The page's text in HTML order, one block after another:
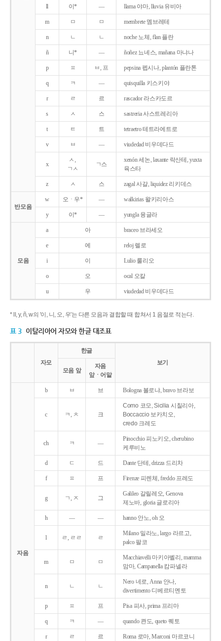
ll 이* ― llama 야마, lluvia 유비아
m ㅁ ㅁ membrete 멤브레테
n ㄴ ㄴ noche 노체, flan 플란
ñ 니* ― ñoñez 뇨녜스, mañana 마냐나
p ㅍ ㅂ, 프 pepsina 펩시나, plantón 플란톤
q ㅋ ― quisquilla 키스키야
r ㄹ 르 rascador 라스카도르
s ㅅ 스 sastreria 사스트레리아
t ㅌ 트 tetraetro 테트라에트로
v ㅂ ― viudedad 비우데다드
x
ㅅ,
ㄱㅅ
ㄱ스
xenón 세논, laxante 락산테, yuxta
육스타
z ㅅ 스 zagal 사갈, liquidez 리키데스
반모음
w 오ㆍ우* ― walkirias 왈키리아스
y 이* ― yungla 융글라
모음
a 아 braceo 브라세오
e 에 reloj 렐로
i 이 Lulio 룰리오
o 오 ocal 오칼
u 우 viudedad 비우데다드
* ll, y, ñ, w의 '이, 니, 오, 우'는 다른 모음과 결합할 때 합쳐서 1 음절로 적는다.
표 3 이탈리아어 자모와 한글 대조표
자모
한글
보기
모음 앞
자음
앞ㆍ어말
자음
b ㅂ 브 Bologna 볼로냐, bravo 브라보
c ㅋ, ㅊ 크
Como 코모, Sicilia 시칠리아,
Boccaccio 보카치오,
credo 크레도
ch ㅋ ―
Pinocchio 피노키오, cherubino
케루비노
d ㄷ 드 Dante 단테, drizza 드리차
f ㅍ 프 Firenze 피렌체, freddo 프레도
g ㄱ, ㅈ 그
Galileo 갈릴레오, Genova
제노바, gloria 글로리아
h ― ― hanno 안노, oh 오
l ㄹ, ㄹㄹ ㄹ
Milano 밀라노, largo 라르고,
palco 팔코
m ㅁ ㅁ
Macchiavelli 마키아벨리, mamma
맘마, Campanella 캄파넬라
n ㄴ ㄴ
Nero 네로, Anna 안나,
divertimento 디베르티멘토
p ㅍ 프 Pisa 피사, prima 프리마
q ㅋ ― quando 콴도, queto 퀘토
r ㄹ 르 Roma 로마, Marconi 마르코니